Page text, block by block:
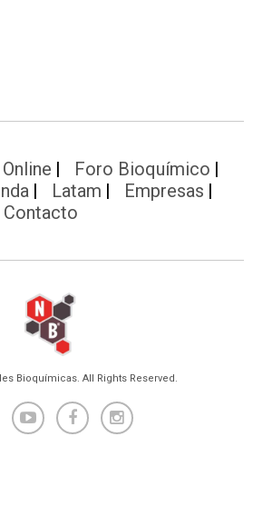
Foro Bioquímico
Latam
Empresas
Contacto
Bioquímicas. All Rights Reserved.